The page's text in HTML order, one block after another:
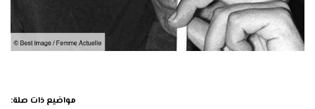
مواضيع ذات صلة: